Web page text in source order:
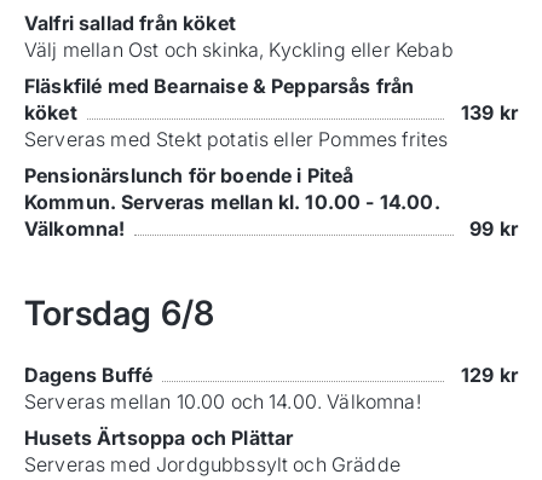
Valfri sallad från köket
Välj mellan Ost och skinka, Kyckling eller Kebab
Fläskfilé med Bearnaise & Pepparsås från
köket
139 kr
Serveras med Stekt potatis eller Pommes frites
Pensionärslunch för boende i Piteå
Kommun. Serveras mellan kl. 10.00 - 14.00.
Välkomna!
99 kr
Torsdag 6/8
Dagens Buffé 129 kr
Serveras mellan 10.00 och 14.00. Välkomna!
Husets Ärtsoppa och Plättar
Serveras med Jordgubbssylt och Grädde